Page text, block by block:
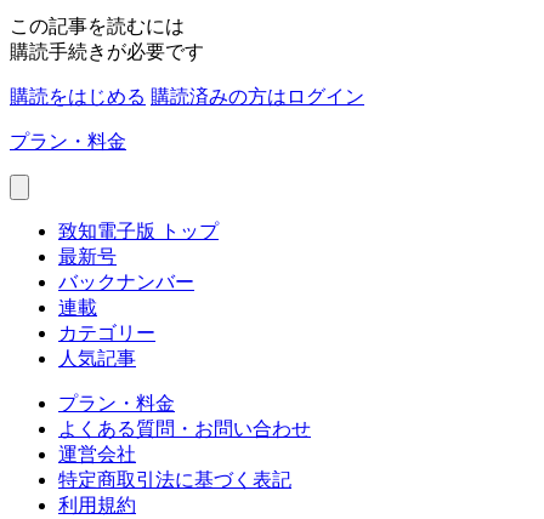
この記事を読むには
購読手続きが必要です
購読をはじめる 購読済みの方はログイン
プラン・料金
致知電子版 トップ
最新号
バックナンバー
連載
カテゴリー
人気記事
プラン・料金
よくある質問・お問い合わせ
運営会社
特定商取引法に基づく表記
利用規約